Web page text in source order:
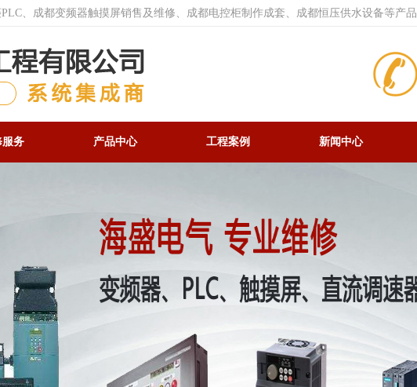
、成都变频器触摸屏销售及维修、成都电控柜制作成套、成都恒压供水设备等产品
服务 产品中心 工程案例 新闻中心